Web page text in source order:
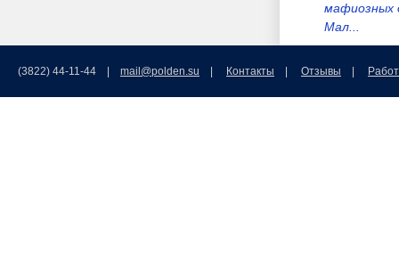
мафиозных
Мал...
Вы лучше
Мал...
(3822) 44-11-44 | mail@polden.su Контакты Отзывы